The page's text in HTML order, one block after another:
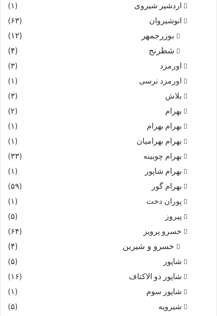
اردشیر شیروی
(۱)
انوشیروان
(۶۳)
بوزرجمهر
(۱۲)
شطرنج
(۴)
اورمزد
(۳)
اورمزد نرسى‏
(۱)
بلاش
(۳)
بهرام
(۲)
بهرام بهرام
(۱)
بهرام بهرامیان‏
(۱)
بهرام چوبینه
(۳۳)
بهرام شاپور
(۱)
بهرام گور
(۵۹)
پوران دخت
(۱)
پیروز
(۵)
خسرو پرویز
(۶۴)
خسرو و شیرین (۴)
شاپور
(۵)
شاپور ذو الاکتاف
(۱۶)
شاپور سوم‏
(۱)
شیرویه
(۵)